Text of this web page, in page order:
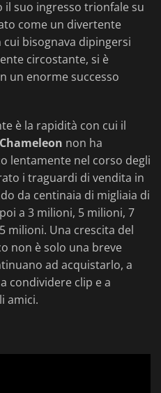
il suo ingresso trionfale su
come un divertente
bisognava dipingersi
circostante, si è
un enorme successo
è la rapidità con cui il
non ha
lentamente nel corso degli
i traguardi di vendita in
da centinaia di migliaia di
a 3 milioni, 5 milioni, 7
milioni. Una crescita del
non è solo una breve
ad acquistarlo, a
condividere clip e a
amici.